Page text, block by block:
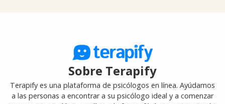
Sobre Terapify
Terapify es una plataforma de psicólogos en línea. Ayúdamos
a las personas a encontrar a su psicólogo ideal y a comenzar